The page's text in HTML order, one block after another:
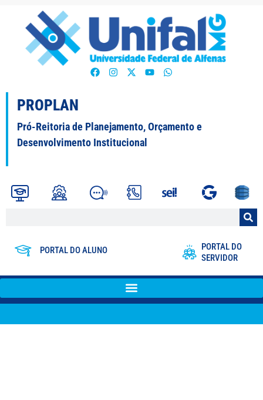
PROPLAN
Pró-Reitoria de Planejamento, Orçamento e
Desenvolvimento Institucional
PORTAL DO ALUNO
PORTAL DO
SERVIDOR